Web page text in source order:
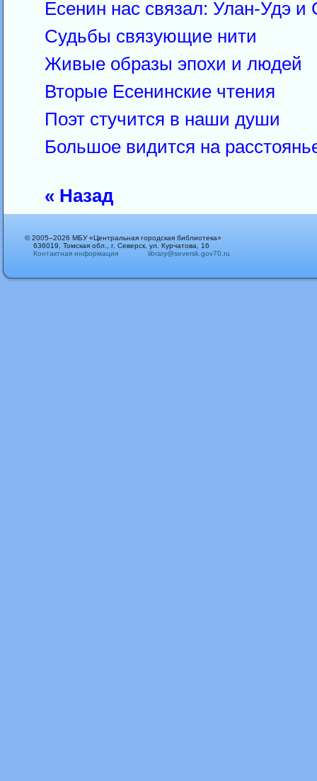
Есенин нас связал: Улан-Удэ и
Судьбы связующие нити
Живые образы эпохи и людей
Вторые Есенинские чтения
Поэт стучится в наши души
Большое видится на
« Назад
© 2005–2026 МБУ «Центральная городская библиотека»
636019, Томская обл., г. Северск, ул. Курчатова, 16
Контактная информация
library@seversk.gov70.ru